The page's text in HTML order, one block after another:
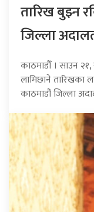
तारिख बुझ्न
जिल्ला
काठमाडौँ । साउन २१,
लामिछाने तारिखका
काठमाडौं जिल्ला